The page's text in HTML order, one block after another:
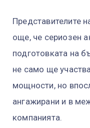
Представителите
още, че сериозен
подготовката на
не само ще
мощности, но
ангажирани и в
компанията.